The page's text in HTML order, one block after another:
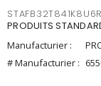
PRODUITS
Manufacturier :
# Manufacturier :